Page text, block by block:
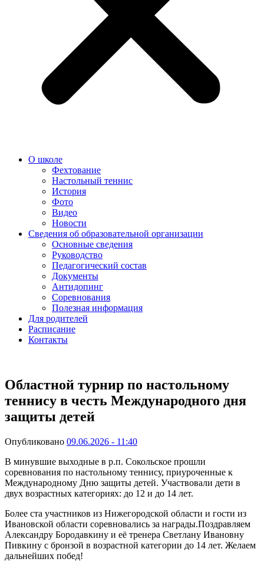
О школе
Фехтование
Настольный теннис
История
Фото
Видео
Новости
Сведения об образовательной организации
Основные сведения
Руководство
Педагогический состав
Документы
Антидопинг
Соревнования
Полезная информация
Для родителей
Расписание
Контакты
Областной турнир по настольному
теннису в честь Международного дня
защиты детей
Опубликовано 09.06.2026 - 11:40
В минувшие выходные в р.п. Сокольское прошли
соревнования по настольному теннису, приуроченные к
Международному Дню защиты детей. Участвовали дети в
двух возрастных категориях: до 12 и до 14 лет.
Более ста участников из Нижегородской области и гости из
Ивановской области соревновались за награды.Поздравляем
Александру Бородавкину и её тренера Светлану Ивановну
Пивкину с бронзой в возрастной категории до 14 лет. Желаем
дальнейших побед!